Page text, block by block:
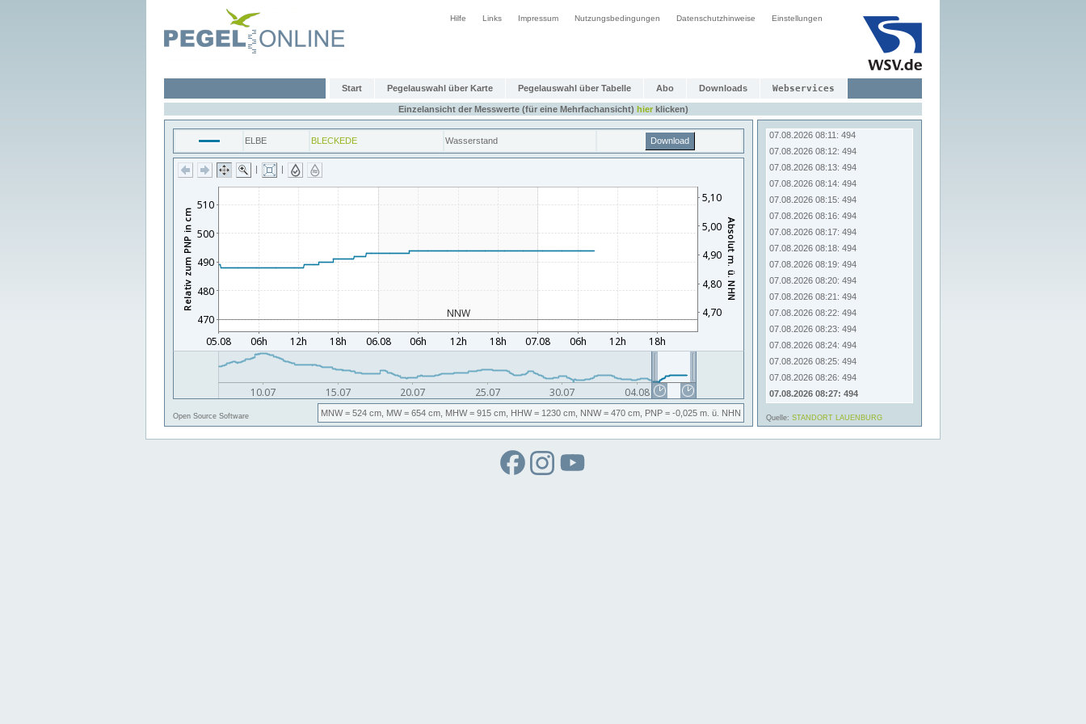
Hilfe Links Impressum Nutzungsbedingungen Datenschutzhinweise Einstellungen
Start Pegelauswahl über Karte Pegelauswahl über Tabelle Abo Downloads Webservices
Einzelansicht der Messwerte (für eine Mehrfachansicht) hierklicken)
ELBE BLECKEDE Wasserstand Download
| |
Open Source Software MNW= 524 cm, MW= 654 cm, MHW= 915 cm, HHW= 1230 cm, NNW= 470 cm, PNP = -0,025 m. ü. NHN
07.08.2026 08:04: 494
07.08.2026 08:08: 494
07.08.2026 08:09: 494
07.08.2026 08:10: 494
07.08.2026 08:11: 494
07.08.2026 08:12: 494
07.08.2026 08:13: 494
07.08.2026 08:14: 494
07.08.2026 08:15: 494
07.08.2026 08:16: 494
07.08.2026 08:17: 494
07.08.2026 08:18: 494
07.08.2026 08:19: 494
07.08.2026 08:20: 494
07.08.2026 08:21: 494
07.08.2026 08:22: 494
07.08.2026 08:23: 494
07.08.2026 08:24: 494
07.08.2026 08:25: 494
07.08.2026 08:26: 494
07.08.2026 08:27: 494
Quelle: STANDORT LAUENBURG